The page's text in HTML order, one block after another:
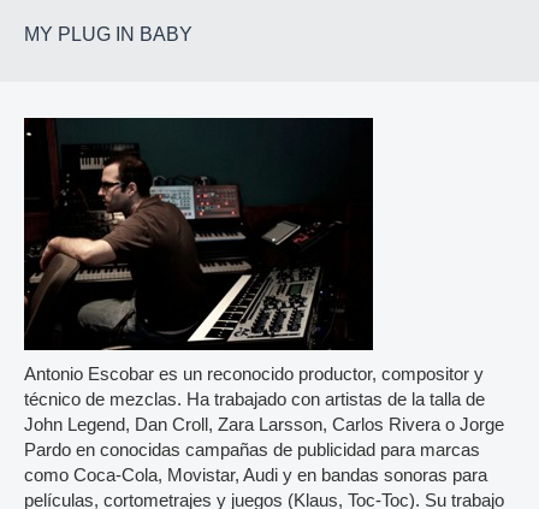
MY PLUG IN BABY
Antonio Escobar es un reconocido productor, compositor y
técnico de mezclas. Ha trabajado con artistas de la talla de
John Legend, Dan Croll, Zara Larsson, Carlos Rivera o Jorge
Pardo en conocidas campañas de publicidad para marcas
como Coca-Cola, Movistar, Audi y en bandas sonoras para
películas, cortometrajes y juegos (Klaus, Toc-Toc). Su trabajo